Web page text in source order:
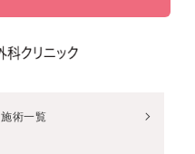
施術一覧